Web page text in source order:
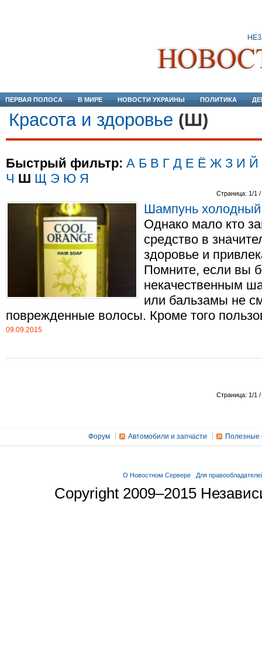
ПЕРВАЯ ПОЛОСА В МИРЕ НОВОСТИ УКРАИНЫ ПОЛИТИКА
Красота и здоровье (Ш)
Быстрый фильтр: А Б В Г Д Е Ё Ж З И Й
Ч Ш Щ Э Ю Я
Страница: 1/1 /
Шампунь холодный
Однако мало кто
средство в
здоровье и
Помните, если вы
некачественным
или бальзамы не
поврежденные волосы. Кроме того
09.09.2015
Страница: 1/1 /
Форум Автомобили и запчасти Полезные
О Новостном Сервере Для
Copyright 2009–2015